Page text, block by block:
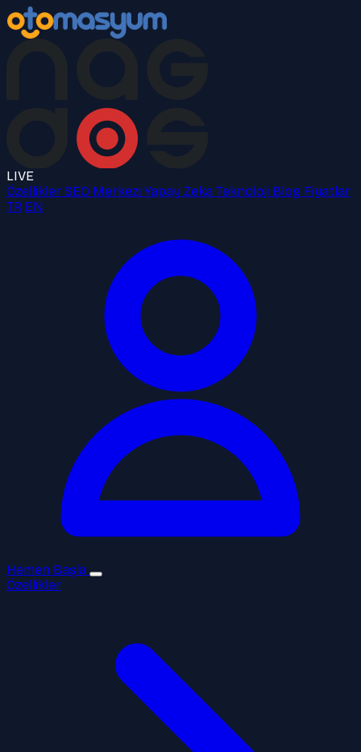
LIVE
Özellikler SEO Merkezi Yapay Zeka Teknoloji Blog Fiyatlar
TR EN
Hemen Başla
Özellikler